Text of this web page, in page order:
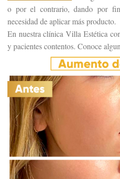
o por el contrario, dando por
necesidad de aplicar más producto.
En nuestra clínica Villa Estética
y pacientes contentos. Conoce